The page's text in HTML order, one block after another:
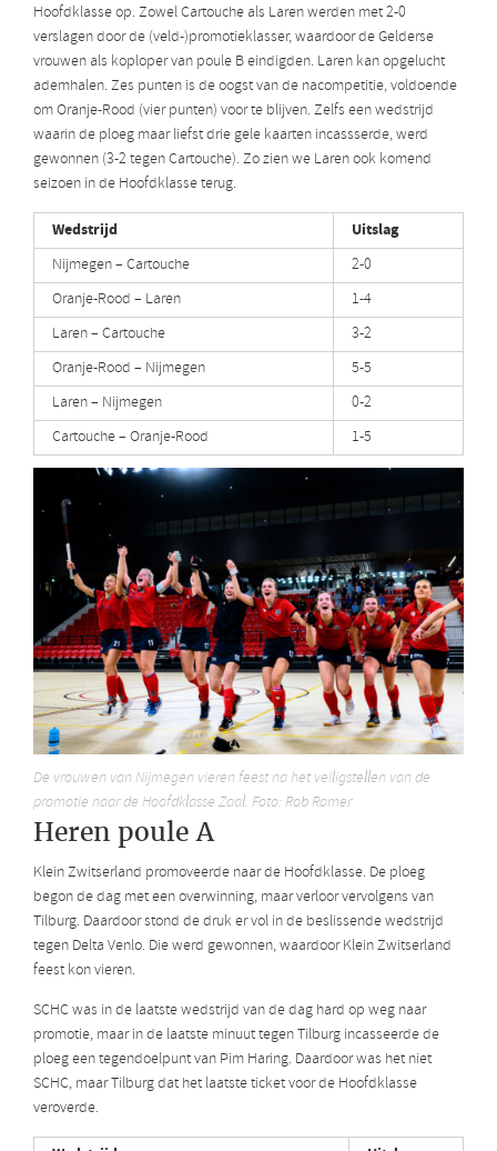
Hoofdklasse op. Zowel Cartouche als Laren werden met 2-0
verslagen door de (veld-)promotieklasser, waardoor de Gelderse
vrouwen als koploper van poule B eindigden. Laren kan opgelucht
ademhalen. Zes punten is de oogst van de nacompetitie, voldoende
om Oranje-Rood (vier punten) voor te blijven. Zelfs een wedstrijd
waarin de ploeg maar liefst drie gele kaarten incassserde, werd
gewonnen (3-2 tegen Cartouche). Zo zien we Laren ook komend
seizoen in de Hoofdklasse terug.
Wedstrijd Uitslag
Nijmegen – Cartouche
2-0
Oranje-Rood – Laren
1-4
Laren – Cartouche
3-2
Oranje-Rood – Nijmegen
5-5
Laren – Nijmegen
0-2
Cartouche – Oranje-Rood
1-5
De vrouwen van Nijmegen vieren feest na het veiligstellen van de
promotie naar de Hoofdklasse Zaal. Foto: Rob Romer
Heren poule A
Klein Zwitserland promoveerde naar de Hoofdklasse. De ploeg
begon de dag met een overwinning, maar verloor vervolgens van
Tilburg. Daardoor stond de druk er vol in de beslissende wedstrijd
tegen Delta Venlo. Die werd gewonnen, waardoor Klein Zwitserland
feest kon vieren.
SCHC was in de laatste wedstrijd van de dag hard op weg naar
promotie, maar in de laatste minuut tegen Tilburg incasseerde de
ploeg een tegendoelpunt van Pim Haring. Daardoor was het niet
SCHC, maar Tilburg dat het laatste ticket voor de Hoofdklasse
veroverde.